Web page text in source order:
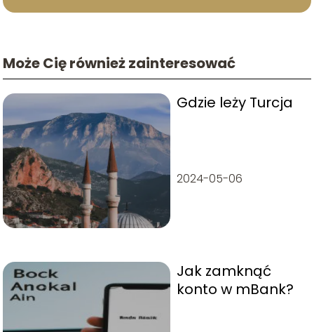
Może Cię również zainteresować
Gdzie leży Turcja
2024-05-06
Jak zamknąć
konto w mBank?